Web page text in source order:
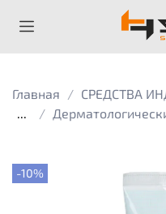
Главная
СРЕДСТВА
...
-10%